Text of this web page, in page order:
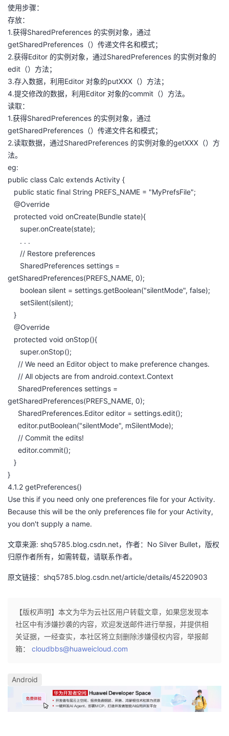
使用步骤：
存放：
1.获得SharedPreferences 的实例对象，通过
getSharedPreferences（）传递文件名和模式；
2.获得Editor 的实例对象，通过SharedPreferences 的实例对象的
edit（）方法；
3.存入数据，利用Editor 对象的putXXX（）方法；
4.提交修改的数据，利用Editor 对象的commit（）方法。
读取：
1.获得SharedPreferences 的实例对象，通过
getSharedPreferences（）传递文件名和模式；
2.读取数据，通过SharedPreferences 的实例对象的getXXX（）方
法。
eg:
public class Calc extends Activity {
public static final String PREFS_NAME = "MyPrefsFile";
@Override
protected void onCreate(Bundle state){
super.onCreate(state);
. . .
// Restore preferences
SharedPreferences settings =
getSharedPreferences(PREFS_NAME, 0);
boolean silent = settings.getBoolean("silentMode", false);
setSilent(silent);
}
@Override
protected void onStop(){
super.onStop();
// We need an Editor object to make preference changes.
// All objects are from android.context.Context
SharedPreferences settings =
getSharedPreferences(PREFS_NAME, 0);
SharedPreferences.Editor editor = settings.edit();
editor.putBoolean("silentMode", mSilentMode);
// Commit the edits!
editor.commit();
}
}
4.1.2 getPreferences()
Use this if you need only one preferences file for your Activity.
Because this will be the only preferences file for your Activity,
you don't supply a name.
文章来源: shq5785.blog.csdn.net，作者：No Silver Bullet，版权
归原作者所有，如需转载，请联系作者。
原文链接：shq5785.blog.csdn.net/article/details/45220903
【版权声明】本文为华为云社区用户转载文章，如果您发现本
社区中有涉嫌抄袭的内容，欢迎发送邮件进行举报，并提供相
关证据，一经查实，本社区将立刻删除涉嫌侵权内容，举报邮
箱： cloudbbs@huaweicloud.com
Android